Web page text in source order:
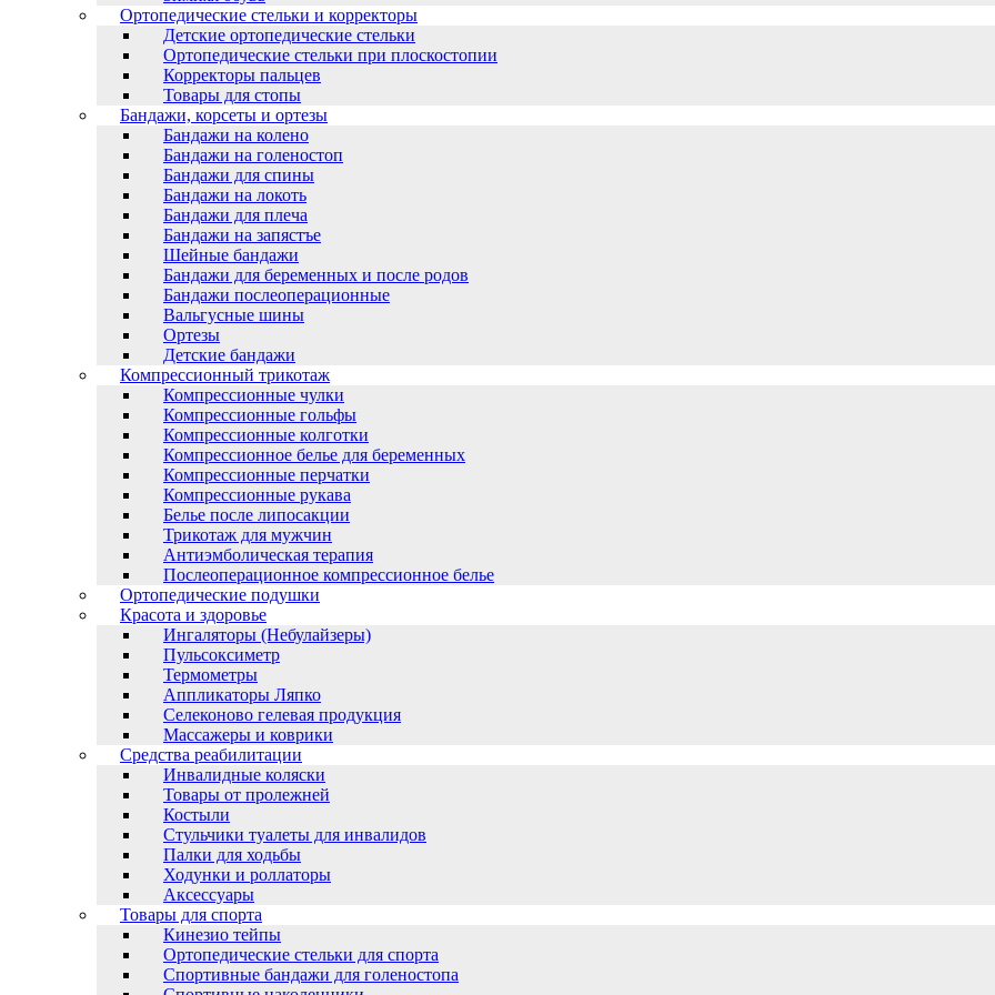
Ортопедические стельки и корректоры
Детские ортопедические стельки
Ортопедические стельки при плоскостопии
Корректоры пальцев
Товары для стопы
Бандажи, корсеты и ортезы
Бандажи на колено
Бандажи на голеностоп
Бандажи для спины
Бандажи на локоть
Бандажи для плеча
Бандажи на запястъе
Шейные бандажи
Бандажи для беременных и после родов
Бандажи послеоперационные
Вальгусные шины
Ортезы
Детские бандажи
Компрессионный трикотаж
Компрессионные чулки
Компрессионные гольфы
Компрессионные колготки
Компрессионное белье для беременных
Компрессионные перчатки
Компрессионные рукава
Белье после липосакции
Трикотаж для мужчин
Антиэмболическая терапия
Послеоперационное компрессионное белье
Ортопедические подушки
Красота и здоровье
Ингаляторы (Небулайзеры)
Пульсоксиметр
Термометры
Аппликаторы Ляпко
Селеконово гелевая продукция
Массажеры и коврики
Средства реабилитации
Инвалидные коляски
Товары от пролежней
Костыли
Стульчики туалеты для инвалидов
Палки для ходьбы
Ходунки и роллаторы
Аксессуары
Товары для спорта
Кинезио тейпы
Ортопедические стельки для спорта
Спортивные бандажи для голеностопа